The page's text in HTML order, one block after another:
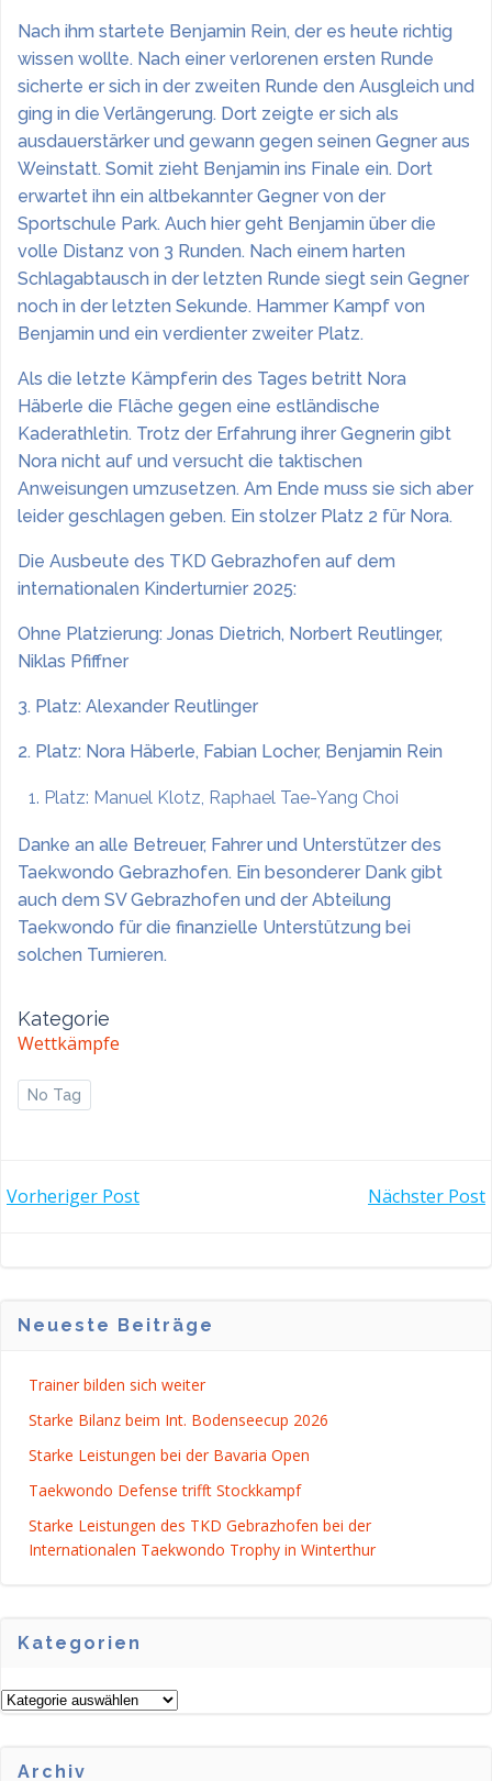
Nach ihm startete Benjamin Rein, der es heute richtig
wissen wollte. Nach einer verlorenen ersten Runde
sicherte er sich in der zweiten Runde den Ausgleich und
ging in die Verlängerung. Dort zeigte er sich als
ausdauerstärker und gewann gegen seinen Gegner aus
Weinstatt. Somit zieht Benjamin ins Finale ein. Dort
erwartet ihn ein altbekannter Gegner von der
Sportschule Park. Auch hier geht Benjamin über die
volle Distanz von 3 Runden. Nach einem harten
Schlagabtausch in der letzten Runde siegt sein Gegner
noch in der letzten Sekunde. Hammer Kampf von
Benjamin und ein verdienter zweiter Platz.
Als die letzte Kämpferin des Tages betritt Nora
Häberle die Fläche gegen eine estländische
Kaderathletin. Trotz der Erfahrung ihrer Gegnerin gibt
Nora nicht auf und versucht die taktischen
Anweisungen umzusetzen. Am Ende muss sie sich aber
leider geschlagen geben. Ein stolzer Platz 2 für Nora.
Die Ausbeute des TKD Gebrazhofen auf dem
internationalen Kinderturnier 2025:
Ohne Platzierung: Jonas Dietrich, Norbert Reutlinger,
Niklas Pfiffner
3. Platz: Alexander Reutlinger
2. Platz: Nora Häberle, Fabian Locher, Benjamin Rein
Platz: Manuel Klotz, Raphael Tae-Yang Choi
Danke an alle Betreuer, Fahrer und Unterstützer des
Taekwondo Gebrazhofen. Ein besonderer Dank gibt
auch dem SV Gebrazhofen und der Abteilung
Taekwondo für die finanzielle Unterstützung bei
solchen Turnieren.
Kategorie
Wettkämpfe
No Tag
POST
Vorheriger Post
POSTNächster Post
Neueste Beiträge
Trainer bilden sich weiter
Starke Bilanz beim Int. Bodenseecup 2026
Starke Leistungen bei der Bavaria Open
Taekwondo Defense trifft Stockkampf
Starke Leistungen des TKD Gebrazhofen bei der
Internationalen Taekwondo Trophy in Winterthur
Kategorien
Kategorien
Archiv